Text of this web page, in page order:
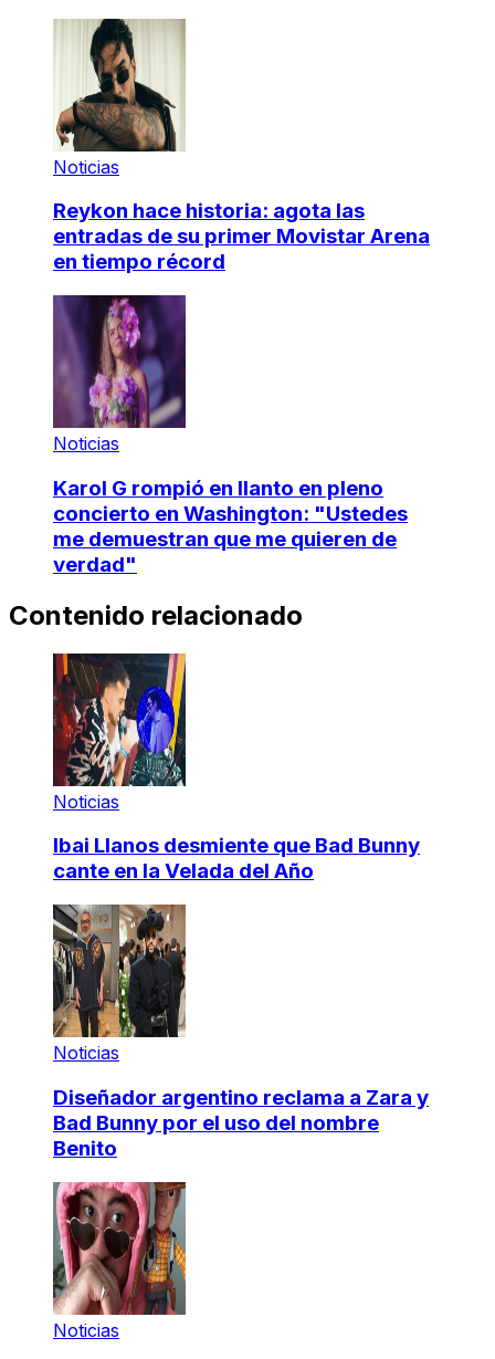
Noticias
Reykon hace historia: agota las
entradas de su primer Movistar Arena
en tiempo récord
Noticias
Karol G rompió en llanto en pleno
concierto en Washington: "Ustedes
me demuestran que me quieren de
verdad"
Contenido relacionado
Noticias
Ibai Llanos desmiente que Bad Bunny
cante en la Velada del Año
Noticias
Diseñador argentino reclama a Zara y
Bad Bunny por el uso del nombre
Benito
Noticias